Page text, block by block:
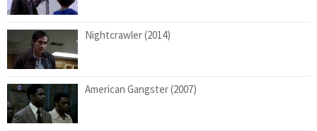
Nightcrawler (2014)
American Gangster (2007)